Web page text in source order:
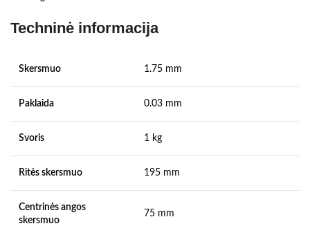
Techninė informacija
Skersmuo 1.75 mm
Paklaida 0.03 mm
Svoris 1 kg
Ritės skersmuo 195 mm
Centrinės angos
skersmuo
75 mm